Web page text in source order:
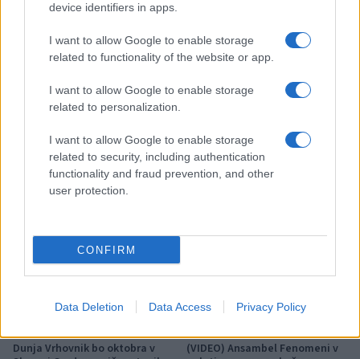
device identifiers in apps.
I want to allow Google to enable storage
related to functionality of the website or app.
I want to allow Google to enable storage
related to personalization.
I want to allow Google to enable storage
related to security, including authentication
functionality and fraud prevention, and other
user protection.
CONFIRM
Data Deletion Data Access Privacy Policy
Kovinska ograja po meri: kako
izvedbo
Več iz kategorije Glasba
Graška Gora obeležuje 50.
jubilejni festival narodno-
zabavne glasbe
predstavlja poletno uspešnico
Dunja Vrhovnik bo oktobra v
(VIDEO) Ansambel Fenomeni v